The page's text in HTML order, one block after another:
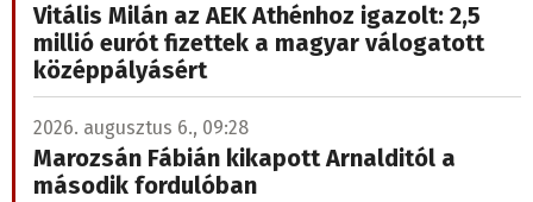
Vitális Milán az AEK Athénhoz igazolt: 2,5
millió eurót fizettek a magyar válogatott
középpályásért
2026. augusztus 6., 09:28
Marozsán Fábián kikapott Arnalditól a
második fordulóban